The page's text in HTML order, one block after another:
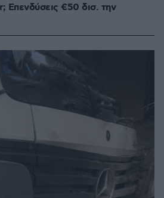
Επενδύσεις €50 δισ. την